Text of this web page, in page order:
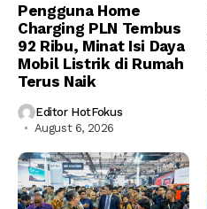
Pengguna Home
Charging PLN Tembus
92 Ribu, Minat Isi Daya
Mobil Listrik di Rumah
Terus Naik
Editor HotFokus
August 6, 2026